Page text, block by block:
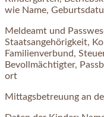
wie Name,
Meldeamt und
Staatsangehörigkeit,
Familienverbund,
Bevollmächtigter,
ort
Mittagsbetreuung an